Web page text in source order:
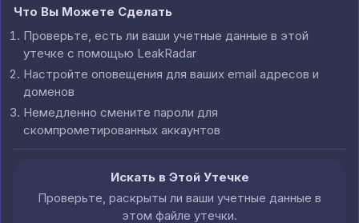
Что Вы Можете Сделать
Проверьте, есть ли ваши учетные данные в этой
утечке с помощью LeakRadar
Настройте оповещения для ваших email адресов и
доменов
Немедленно смените пароли для
скомпрометированных аккаунтов
Искать в Этой Утечке
Проверьте, раскрыты ли ваши учетные данные в
этом файле утечки.